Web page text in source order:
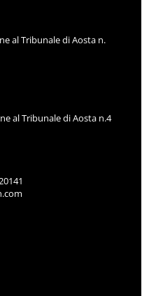
al Tribunale di Aosta n.
al Tribunale di Aosta n.4